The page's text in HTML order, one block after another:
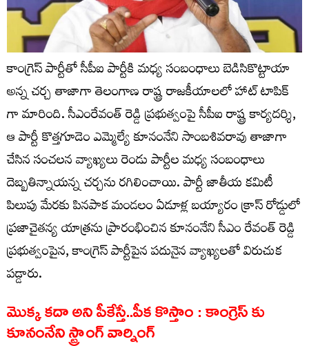
కాంగ్రెస్ పార్టీతో సీపీఐ పార్టీకి మధ్య సంబంధాలు బెడిసికొట్టాయా
అన్న చర్చ తాజాగా తెలంగాణ రాష్ట్ర రాజకీయాలలో హాట్ టాపిక్
గా మారింది. సీఎంరేవంత్ రెడ్డి ప్ర‌భుత్వంపై సీపీఐ రాష్ట్ర కార్యదర్శి,
ఆ పార్టీ కొత్తగూడెం ఎమ్మెల్యే కూనంనేని సాంబశివరావు తాజాగా
చేసిన సంచ‌లన వ్యాఖ్యలు రెండు పార్టీల మధ్య సంబంధాలు
దెబ్బతిన్నాయన్న చర్చను రగిలించాయి. పార్టీ జాతీయ కమిటీ
పిలుపు మేరకు పినపాక మండలం ఏడూళ్ల బయ్యారం క్రాస్ రోడ్డులో
ప్రజాచైతన్య యాత్రను ప్రారంభించిన కూనంనేని సీఎం రేవంత్ రెడ్డి
ప్రభుత్వంపైన, కాంగ్రెస్ పార్టీపైన పదునైన వ్యాఖ్యలతో విరుచుక
పడ్డారు.
మొక్క కదా అని పీకేస్తే..పీక కొస్తాం : కాంగ్రెస్ కు
కూనంనేని స్ట్రాంగ్ వార్నింగ్